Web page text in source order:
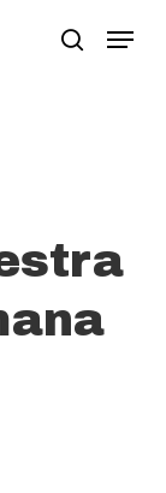
search
Menu